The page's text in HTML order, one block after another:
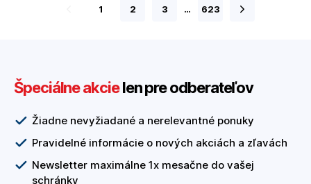
1 2 3 … 623
Špeciálne akcielen pre odberateľov
Žiadne nevyžiadané a nerelevantné ponuky
Pravidelné informácie o nových akciách a zľavách
Newsletter maximálne 1x mesačne do vašej
schránky